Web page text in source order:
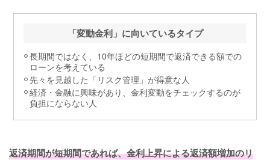
「変動金利」に向いているタイプ
長期間ではなく、10年ほどの短期間で返済できる額での
ローンを考えている
先々を見越した「リスク管理」が得意な人
経済・金融に興味があり、金利変動をチェックするのが
負担にならない人
返済期間が短期間であれば、金利上昇による返済額増加のリ